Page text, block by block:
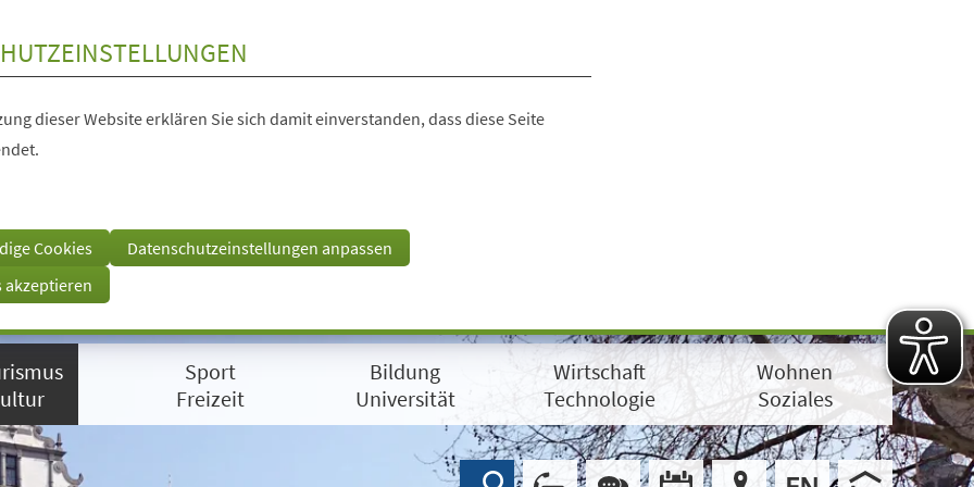
dieser Website erklären Sie sich damit einverstanden, dass diese Seite
Cookies
Datenschutzeinstellungen anpassen
akzeptieren
Sport
Freizeit
Bildung
Universität
Wirtschaft
Technologie
Wohnen
Soziales